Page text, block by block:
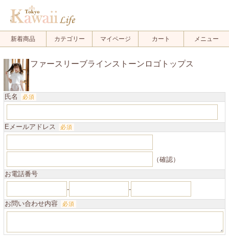
新着商品 カテゴリー マイページ カート メニュー
ファースリーブラインストーンロゴトップス
氏名 必須
Eメールアドレス 必須
（確認）
お電話番号
-
-
お問い合わせ内容
必須